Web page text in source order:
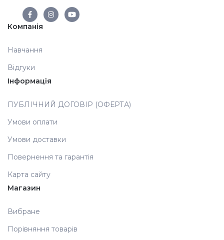
Фольга для лиття (ефект кракелюра)
Компанія
Навчання
Відгуки
Інформація
ПУБЛІЧНИЙ ДОГОВІР (ОФЕРТА)
Умови оплати
Умови доставки
Повернення та гарантія
Карта сайту
Магазин
Вибране
Порівняння товарів